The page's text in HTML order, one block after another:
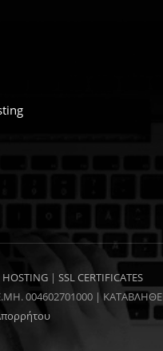
HOSTING| SSL CERTIFICATES
004602701000 |